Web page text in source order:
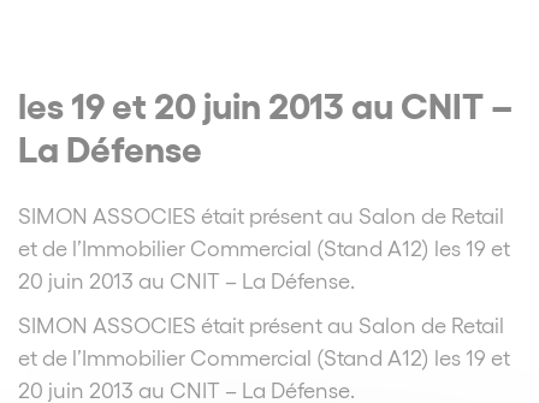
les 19 et 20 juin 2013 au CNIT –
La Défense
SIMON ASSOCIES était présent au Salon de Retail
et de l’Immobilier Commercial (Stand A12) les 19 et
20 juin 2013 au CNIT – La Défense.
SIMON ASSOCIES était présent au Salon de Retail
et de l’Immobilier Commercial (Stand A12) les 19 et
20 juin 2013 au CNIT – La Défense.